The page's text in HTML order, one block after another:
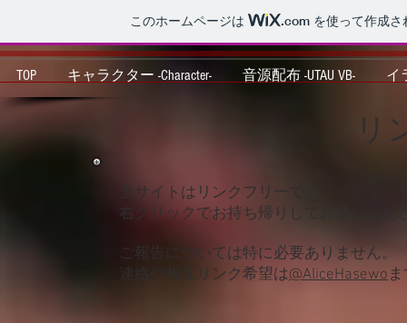
このホームページは .com を使って作成
TOP キャラクター -Character- 音源配布 -UTAU VB- イ
リ
当サイトはリンクフリーです。
右クリックでお持ち帰りしてお使いくだ
ご報告については特に必要ありません。
連絡や相互リンク希望は@AliceHasewo